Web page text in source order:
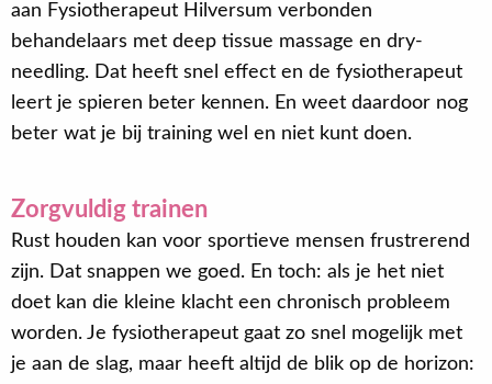
aan Fysiotherapeut Hilversum verbonden
behandelaars met deep tissue massage en dry-
needling. Dat heeft snel effect en de fysiotherapeut
leert je spieren beter kennen. En weet daardoor nog
beter wat je bij training wel en niet kunt doen.
Zorgvuldig trainen
Rust houden kan voor sportieve mensen frustrerend
zijn. Dat snappen we goed. En toch: als je het niet
doet kan die kleine klacht een chronisch probleem
worden. Je fysiotherapeut gaat zo snel mogelijk met
je aan de slag, maar heeft altijd de blik op de horizon: